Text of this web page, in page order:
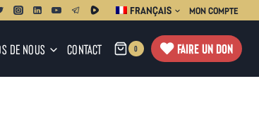
FRANÇAIS MON COMPTE
DE NOUS CONTACT 0 FAIRE UN DON